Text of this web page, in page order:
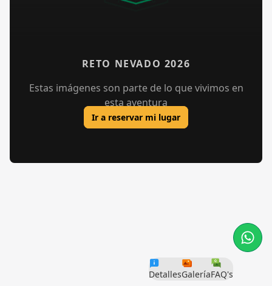
RETO NEVADO 2026
Estas imágenes son parte de lo que vivimos en
esta aventura
Ir a reservar mi lugar
DetallesGaleríaFAQ's